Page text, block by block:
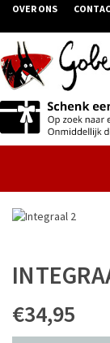
OVER ONS
€34,95